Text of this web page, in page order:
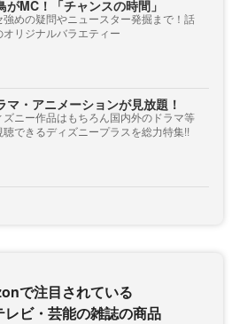
がMC！「チャンスの時間」
強めの疑問やニュースター発掘まで！話
オリジナルバラエティー
マ・アニメーションが見放題！
ズニー作品はもちろん国内外のドラマ等
聴できるディズニープラスを総力特集!!
で注目されている
ビ・芸能の雑誌の商品